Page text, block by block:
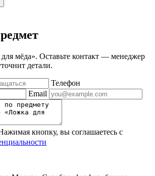
мёда». Оставьте контакт — менеджер
детали.
Телефон
Email
кнопку, вы соглашаетесь с